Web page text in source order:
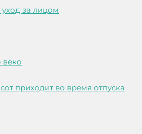
за лицом
веко
приходит во время отпуска